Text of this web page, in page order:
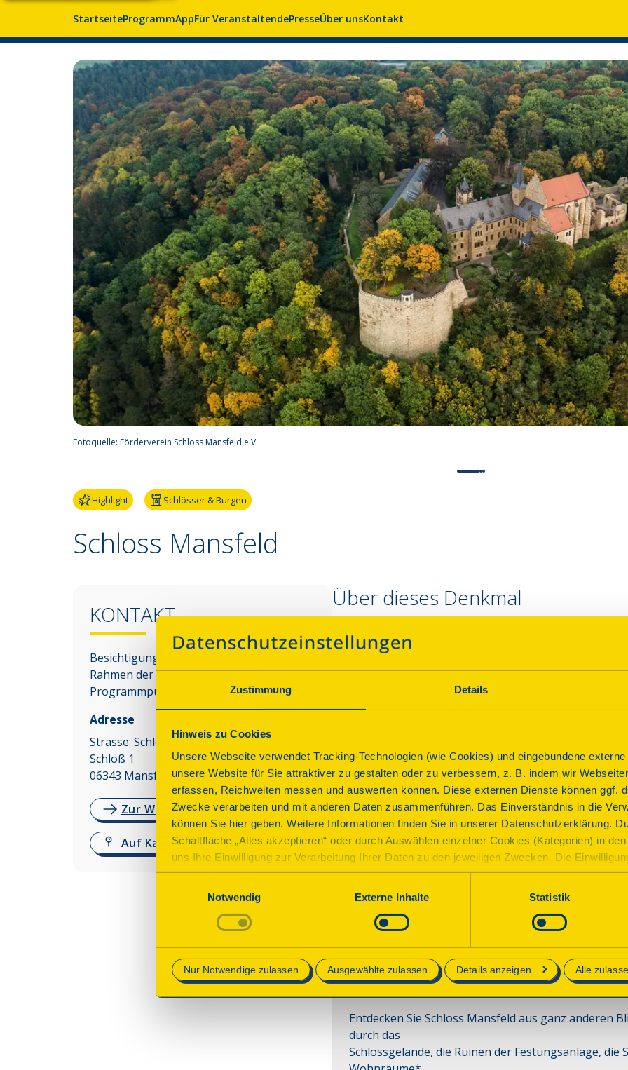
Zustimmung Details
Hinweis zu Cookies
Unsere Webseite verwendet Tracking-Technologien (wie Cookies) und eingebundene
unsere Website für Sie attraktiver zu gestalten oder zu verbessern, z. B. indem wir
erfassen, Reichweiten messen und auswerten können. Diese externen Dienste können ggf.
Zwecke verarbeiten und mit anderen Daten zusammenführen. Das Einverständnis in die
können Sie hier geben. Weitere Informationen finden Sie in unserer Datenschutzerklärung.
Schaltfläche „Alles akzeptieren“ oder durch Auswählen einzelner Cookies (Kategorien) in
uns Ihre Einwilligung zur Verarbeitung Ihrer Daten zu den jeweiligen Zwecken. Die
des Onlineangebots nicht erforderlich und kann jederzeit aktualisiert oder widerrufen
mit „Speichern“ bestätigen, werden nur essenzielle Cookies auf der Webseite gesetzt, die
Notwendig
Externe Inhalte Statistik
Nur Notwendige zulassen Ausgewählte zulassen Details anzeigen Alle
StartseiteProgrammAppFür VeranstaltendePresseÜber unsKontakt
Fotoquelle: Förderverein Schloss Mansfeld e.V.
Highlight Schlösser & Burgen
Schloss Mansfeld
KONTAKT
Besichtigungen des Denkmals sind nur im
Rahmen der angebotenen
Programmpunkte möglich.
Adresse
Strasse: Schloss Mansfeld 1
Schloß 1
06343 Mansfeld
Zur Website
Auf Karte anzeigen
Über dieses Denkmal
Eines der frühesten und ehemals größten
Vorgängerbauten aus dem 11. Jh. durch Brand 1509
Renaissanceschlösser. Die Festung wurde 1674/75
überformt im neugotischen Stil. Schlosskirche aus dem
Parkanlagen aus der zweiten Hälfte des 19. Jhs. Heute
Parkplatz Anbindung ÖPNV
Programm
Führung
Schlossführung
Zeiten
Sonntag, 13.09.2026 11:00 Uhr| Dauer: 60Minuten
Sonntag, 13.09.2026 14:00 Uhr| Dauer:60 Minuten
Entdecken Sie Schloss Mansfeld aus ganz anderen
durch das
Schlossgelände, die Ruinen der Festungsanlage, die